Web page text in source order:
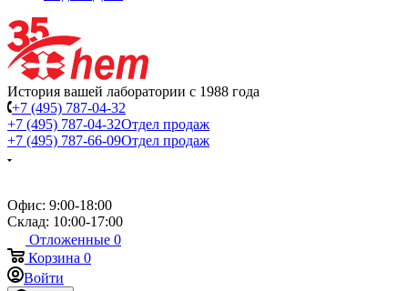
История вашей лаборатории с 1988 года
+7 (495) 787-04-32
+7 (495) 787-04-32Отдел продаж
+7 (495) 787-66-09Отдел продаж
Офис: 9:00-18:00
Склад: 10:00-17:00
Отложенные 0
Корзина 0
Войти